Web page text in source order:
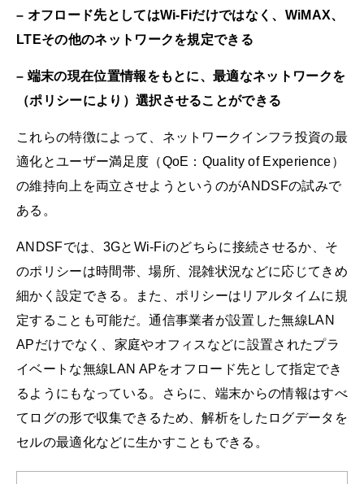
– オフロード先としてはWi-Fiだけではなく、WiMAX、
LTEその他のネットワークを規定できる
– 端末の現在位置情報をもとに、最適なネットワークを
（ポリシーにより）選択させることができる
これらの特徴によって、ネットワークインフラ投資の最
適化とユーザー満足度（QoE：Quality of Experience）
の維持向上を両立させようというのがANDSFの試みで
ある。
ANDSFでは、3GとWi-Fiのどちらに接続させるか、そ
のポリシーは時間帯、場所、混雑状況などに応じてきめ
細かく設定できる。また、ポリシーはリアルタイムに規
定することも可能だ。通信事業者が設置した無線LAN
APだけでなく、家庭やオフィスなどに設置されたプラ
イベートな無線LAN APをオフロード先として指定でき
るようにもなっている。さらに、端末からの情報はすべ
てログの形で収集できるため、解析をしたログデータを
セルの最適化などに生かすこともできる。